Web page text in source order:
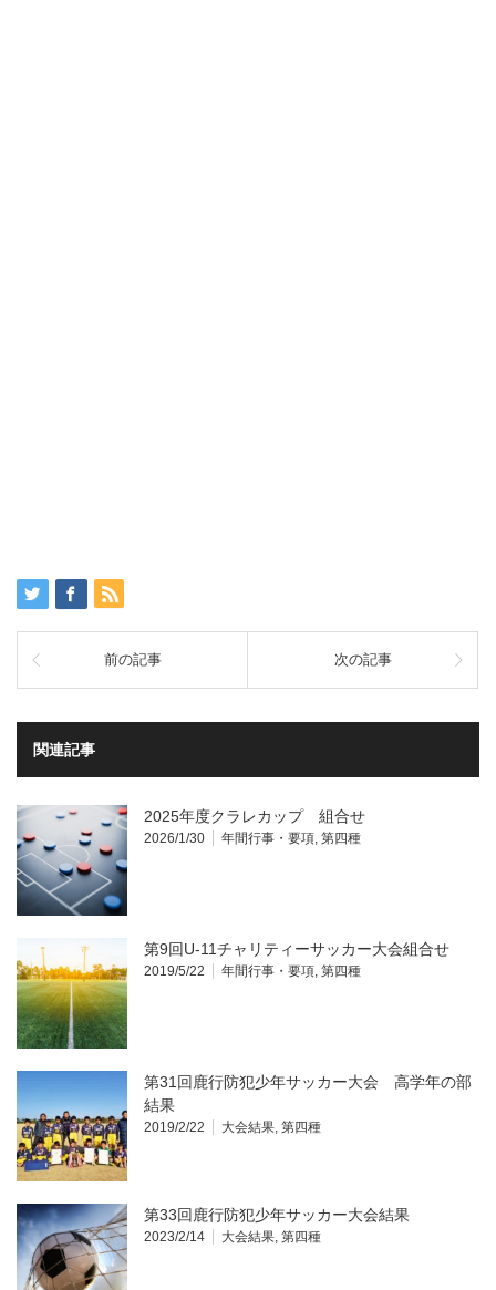
前の記事 次の記事
関連記事
2025年度クラレカップ 組合せ
2026/1/30 年間行事・要項, 第四種
第9回U-11チャリティーサッカー大会組合せ
2019/5/22 年間行事・要項, 第四種
第31回鹿行防犯少年サッカー大会 高学年の部
結果
2019/2/22 大会結果, 第四種
第33回鹿行防犯少年サッカー大会結果
2023/2/14 大会結果, 第四種